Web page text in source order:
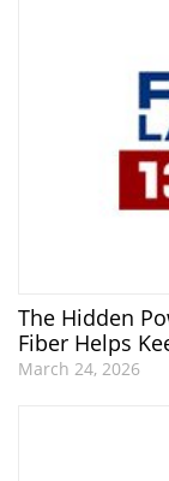
The Hidden
Fiber Helps
March 24, 2026